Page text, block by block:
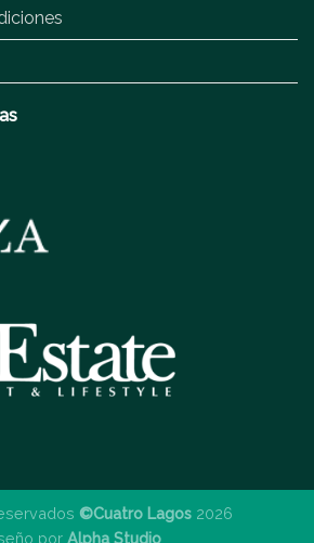
©Cuatro Lagos 2026
por Alpha Studio